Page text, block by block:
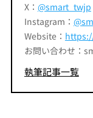
X： @smart_twjp
Instagram：
Website：
お問い合わせ：
執筆記事一覧